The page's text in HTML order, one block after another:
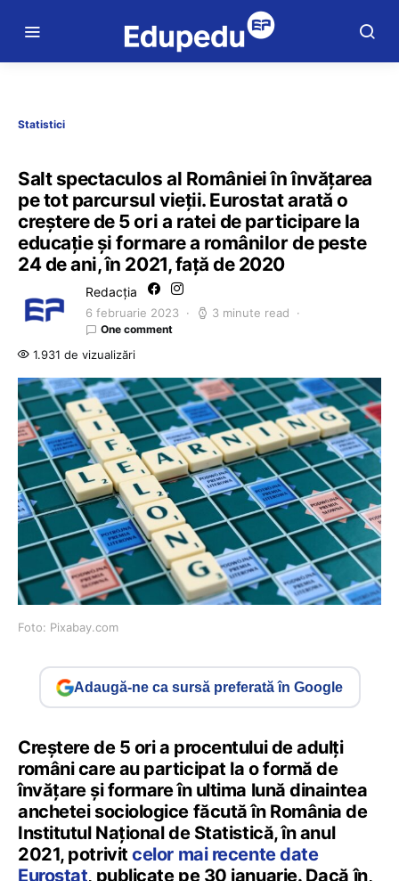
Statistici
Salt spectaculos al României în învățarea
pe tot parcursul vieții. Eurostat arată o
creștere de 5 ori a ratei de participare la
educație și formare a românilor de peste
24 de ani, în 2021, față de 2020
Redacția
6 februarie 2023 3 minute read
One comment
1.931 de vizualizări
Foto: Pixabay.com
Adaugă-ne ca sursă preferată în Google
Creștere de 5 ori a procentului de adulți
români care au participat la o formă de
învățare și formare în ultima lună dinaintea
anchetei sociologice făcută în România de
Institutul Național de Statistică, în anul
2021, potrivitcelor mai recente date
Eurostat, publicate pe 30 ianuarie. Dacă în,